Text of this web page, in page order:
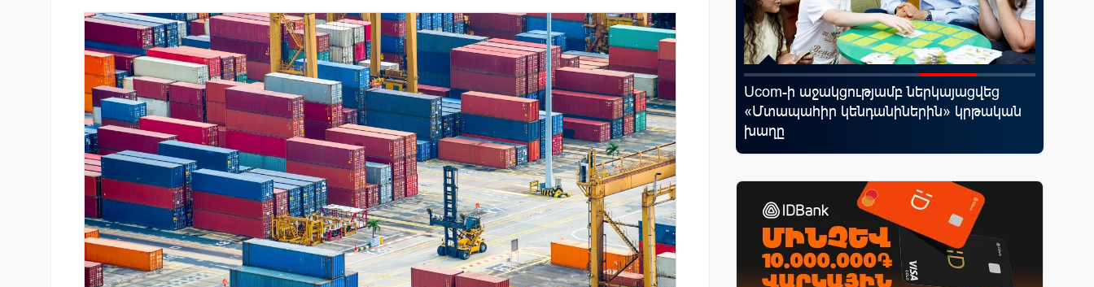
«Շտապ հաստատեք քարտի տվյալները»․
IDBank-ը զգուշացնում է հյուրանոցների
ամրագրման հետ կապված
զեղծարարությունների մասին
Ֆասթ Բանկը Սևան Ստարտափ
Սամմիթին ներկայացրել է իր
պրոդուկտներն ու քարտային
առաջարկները
Ucom-ի աջակցությամբ ներկայացվեց
«Մտապահիր կենդանիներին» կրթական
խաղը